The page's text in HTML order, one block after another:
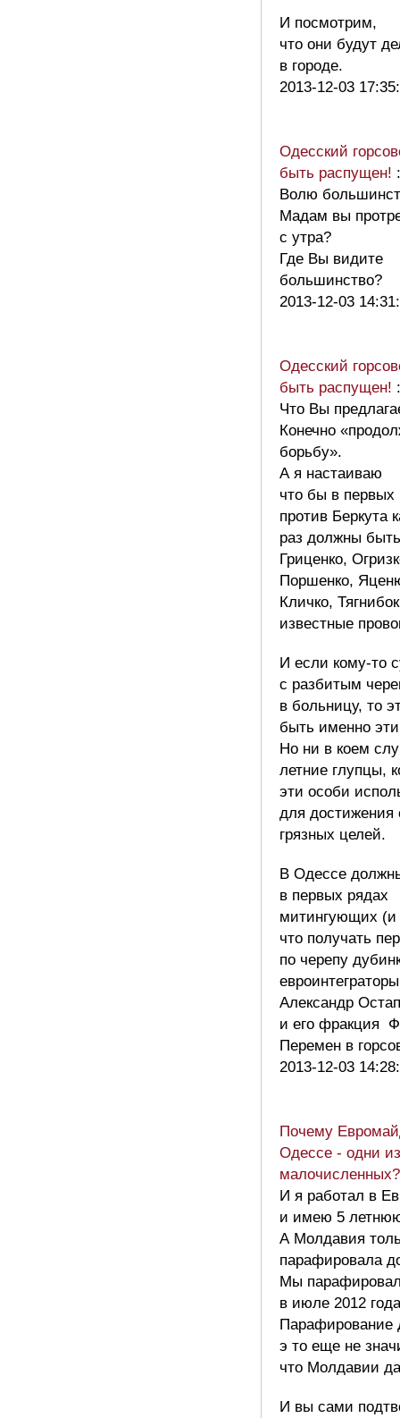
И посмотрим,
что они будут
в городе.
2013-12-03
Одесский
быть распущен! :
Волю
Мадам вы
с утра?
Где Вы видите
большинство?
2013-12-03
Одесский
быть распущен! :
Что Вы
Конечно
борьбу».
А я настаиваю
что бы в первых
против Беркута
раз должны
Гриценко,
Поршенко,
Кличко,
известные
И если кому-то
с разбитым
в больницу, то
быть именно
Но ни в коем
летние глупцы,
эти особи
для достижения
грязных целей.
В Одессе
в первых рядах
митингующих (и
что получать
по черепу
Александр
и его фракция
Перемен в
2013-12-03
Почему
Одессе - одни
малочисленных?
И я работал в
и имею 5
А Молдавия
парафировала
Мы
в июле 2012
Парафирование
э то еще не
что Молдавии
И вы сами